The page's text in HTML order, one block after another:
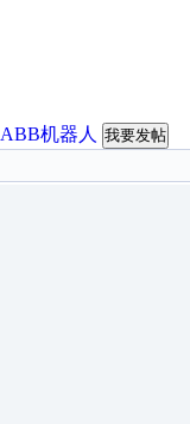
ABB机器人 我要发帖